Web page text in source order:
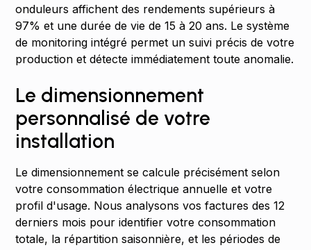
onduleurs affichent des rendements supérieurs à
97% et une durée de vie de 15 à 20 ans. Le système
de monitoring intégré permet un suivi précis de votre
production et détecte immédiatement toute anomalie.
Le dimensionnement
personnalisé de votre
installation
Le dimensionnement se calcule précisément selon
votre consommation électrique annuelle et votre
profil d'usage. Nous analysons vos factures des 12
derniers mois pour identifier votre consommation
totale, la répartition saisonnière, et les périodes de